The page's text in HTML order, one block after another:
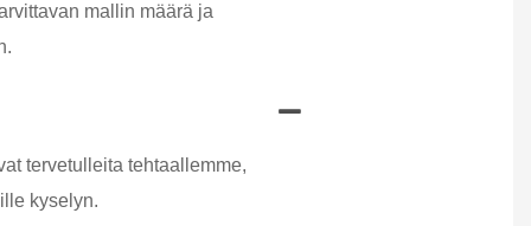
mallin määrä ja
tervetulleita tehtaallemme,
kyselyn.